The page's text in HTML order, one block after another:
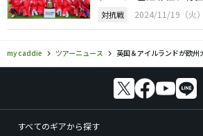
対抗戦 2024/11/19（火
my caddie ツアーニュース 英国＆アイルランドが欧州大
すべてのギアから探す